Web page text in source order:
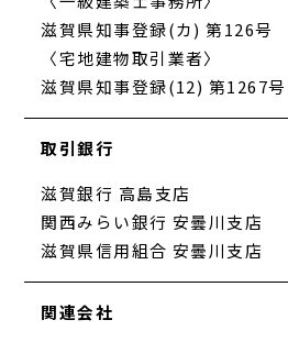
滋賀県知事登録(カ) 第126号
〈宅地建物取引業者〉
滋賀県知事登録(12) 第1267号
取引銀行
滋賀銀行 高島支店
関西みらい銀行 安曇川支店
滋賀県信用組合 安曇川支店
関連会社